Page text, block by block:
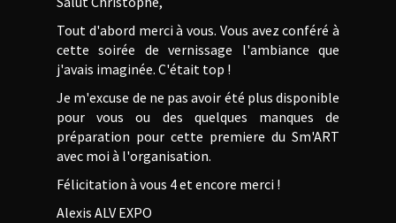
Tout d'abord merci à vous. Vous avez conféré à
cette soirée de vernissage l'ambiance que
j'avais imaginée. C'était top !
Je m'excuse de ne pas avoir été plus disponible
pour vous ou des quelques manques de
préparation pour cette premiere du Sm'ART
avec moi à l'organisation.
Félicitation à vous 4 et encore merci !
Alexis ALV EXPO